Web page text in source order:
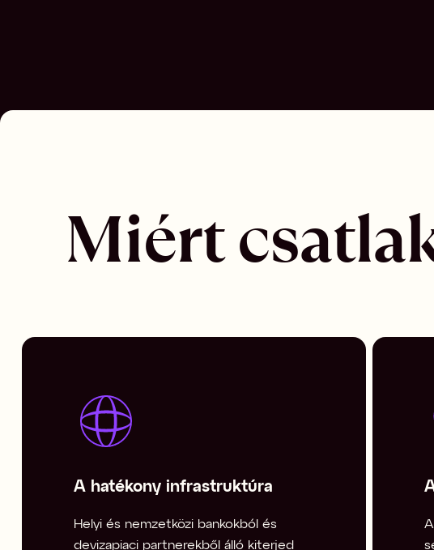
Miért
A hatékony infrastruktúra
Helyi és nemzetközi bankokból és
devizapiaci partnerekből álló kiterjed